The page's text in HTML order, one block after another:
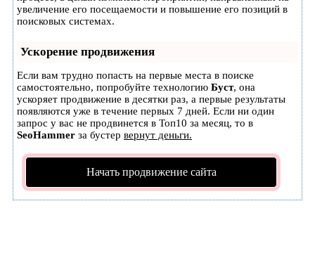
увеличение его посещаемости и повышение его позиций в
поисковых системах.
Ускорение продвижения
Если вам трудно попасть на первые места в поиске
самостоятельно, попробуйте технологию Буст, она
ускоряет продвижение в десятки раз, а первые результаты
появляются уже в течение первых 7 дней. Если ни один
запрос у вас не продвинется в Топ10 за месяц, то в
SeoHammer за бустер вернут деньги.
Начать продвижение сайта